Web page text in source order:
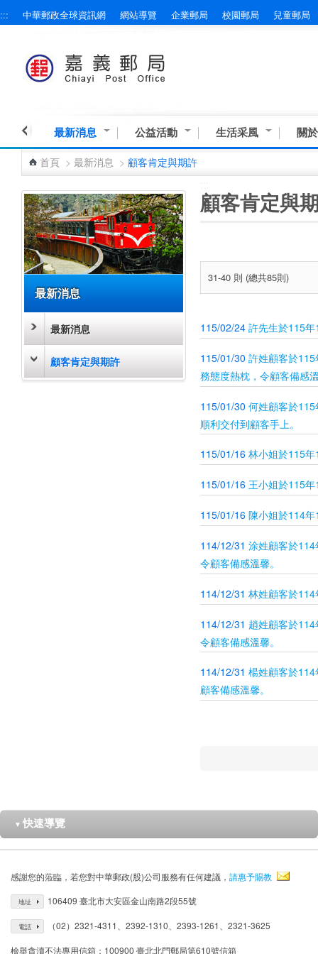
跳到主要內容區塊
::: 中華郵政全球資訊網 網站導覽 企業郵局 校園郵局 兒童郵局
最新消息 公益活動 生活采風 關
首頁 > 最新消息 > 顧客肯定與期許
最新消息
最新消息
顧客肯定與期許
顧客肯定與
31-40 則 (總共85則)
115/02/24 許先生於115
115/01/30 許姓顧客於
務態度熱枕，令顧客備感
115/01/30 何姓顧客於
順利交付到顧客手上。
115/01/16 林小姐於115
115/01/16 王小姐於115
115/01/16 陳小姐於114
114/12/31 涂姓顧客於
令顧客備感溫馨。
114/12/31 林姓顧客於
114/12/31 趙姓顧客於
令顧客備感溫馨。
114/12/31 楊姓顧客於
顧客備感溫馨。
▼ 快速導覽
感謝您的蒞臨，若您對中華郵政(股)公司服務有任何建議， 請惠予賜教
地址 106409 臺北市大安區金山南路2段55號
電話 （02）2321-4311、2392-1310、2393-1261、2321-3625
檢舉貪瀆不法專用信箱：100900 臺北北門郵局第610號信箱